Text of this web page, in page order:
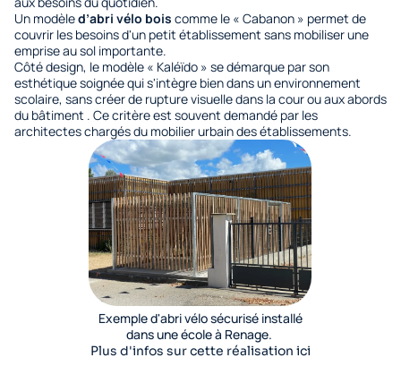
Un modèled’abri vélo bois comme le « Cabanon » permet de
couvrir les besoins d'un petit établissement sans mobiliser une
emprise au sol importante.
Côté design, le modèle « Kaléïdo » se démarque par son
esthétique soignée qui s'intègre bien dans un environnement
scolaire, sans créer de rupture visuelle dans la cour ou aux abords
du bâtiment . Ce critère est souvent demandé par les
architectes chargés du mobilier urbain des établissements.
Exemple d'abri vélo sécurisé installé
dans une école à Renage.
Plus d'infos sur cette réalisation ici